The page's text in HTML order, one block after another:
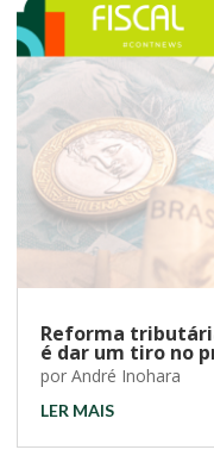
Reforma
é dar um tiro no
por André Inohara
LER MAIS